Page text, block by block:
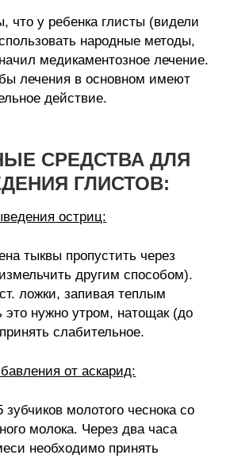
что у ребенка глисты (видели
народные методы,
медикаментозное лечение.
лечения в основном имеют
действие.
СРЕДСТВА ДЛЯ
ГЛИСТОВ:
остриц:
тыквы пропустить через
другим способом).
ложки, запивая теплым
это нужно утром, натощак (до
слабительное.
от аскарид:
молотого чеснока со
молока. Через два часа
необходимо принять